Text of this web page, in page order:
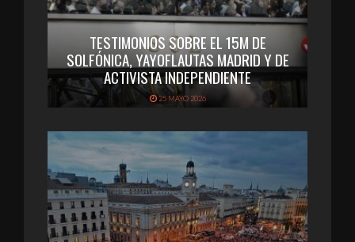
TESTIMONIOS SOBRE EL 15M DE
SOLFÓNICA, YAYOFLAUTAS MADRID Y DE
ACTIVISTA INDEPENDIENTE
25 MAYO 2026